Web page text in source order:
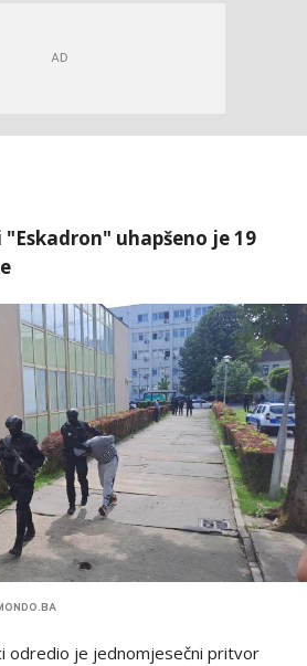
uhapšeno je 19
odredio je jednomjesečni pritvor